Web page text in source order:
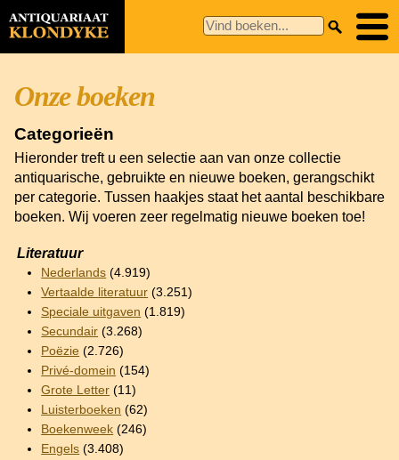
Onze boeken
Categorieën
Hieronder treft u een selectie aan van onze collectie
antiquarische, gebruikte en nieuwe boeken, gerangschikt
per categorie. Tussen haakjes staat het aantal beschikbare
boeken. Wij voeren zeer regelmatig nieuwe boeken toe!
Literatuur
Nederlands (4.919)
Vertaalde literatuur (3.251)
Speciale uitgaven (1.819)
Secundair (3.268)
Poëzie (2.726)
Privé-domein (154)
Grote Letter (11)
Luisterboeken (62)
Boekenweek (246)
Engels (3.408)